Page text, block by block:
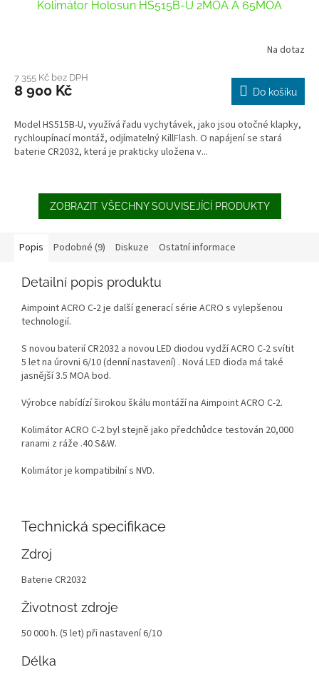
Kolimátor Holosun HS515B-U 2MOA A 65MOA
Na dotaz
7 355 Kč bez DPH
8 900 Kč Do košíku
Model HS515B-U, využívá řadu vychytávek, jako jsou otočné klapky,
rychloupínací montáž, odjímatelný KillFlash. O napájení se stará
baterie CR2032, která je prakticky uložena v...
ZOBRAZIT VŠECHNY SOUVISEJÍCÍ PRODUKTY
Popis Podobné (9) Diskuze Ostatní informace
Detailní popis produktu
Aimpoint ACRO C-2 je další generací série ACRO s vylepšenou
technologií.
S novou baterií CR2032 a novou LED diodou vydží ACRO C-2 svítit
5 let na úrovni 6/10 (denní nastavení) . Nová LED dioda má také
jasnější 3.5 MOA bod.
Výrobce nabídízí širokou škálu montáží na Aimpoint ACRO C-2.
Kolimátor ACRO C-2 byl stejně jako předchůdce testován 20,000
ranami z ráže .40 S&W.
Kolimátor je kompatibilní s NVD.
Technická specifikace
Zdroj
Baterie CR2032
Životnost zdroje
50 000 h. (5 let) při nastavení 6/10
Délka